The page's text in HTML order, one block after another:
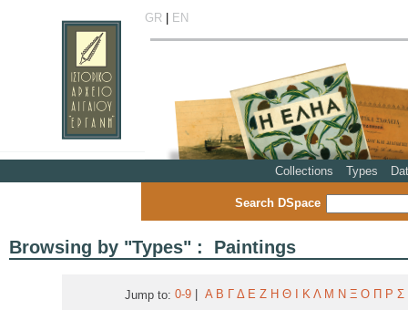
GR| EN
Collections Types
Search DSpace
Browsing by "Types" : Paintings
Jump to: 0-9 Α Β Γ Δ Ε Ζ Η Θ Κ Λ Μ Ν Ξ Ο Π Ρ Σ